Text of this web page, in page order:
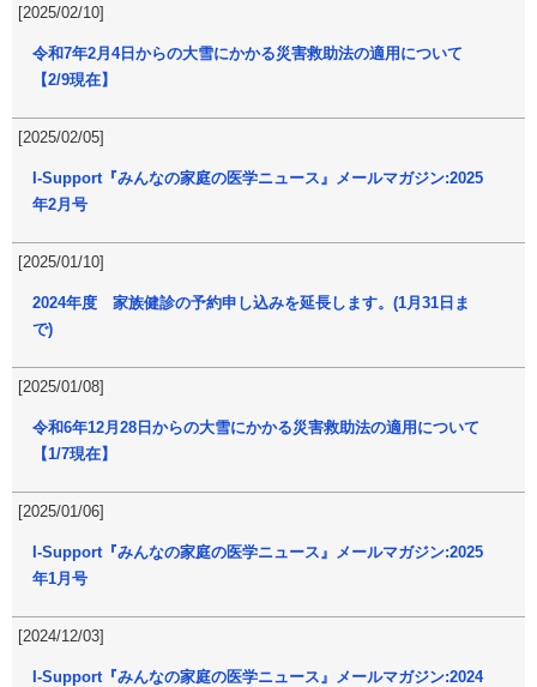
[2025/02/10]
令和7年2月4日からの大雪にかかる災害救助法の適用について
【2/9現在】
[2025/02/05]
I-Support『みんなの家庭の医学ニュース』メールマガジン:2025
年2月号
[2025/01/10]
2024年度 家族健診の予約申し込みを延長します。(1月31日ま
で)
[2025/01/08]
令和6年12月28日からの大雪にかかる災害救助法の適用について
【1/7現在】
[2025/01/06]
I-Support『みんなの家庭の医学ニュース』メールマガジン:2025
年1月号
[2024/12/03]
I-Support『みんなの家庭の医学ニュース』メールマガジン:2024